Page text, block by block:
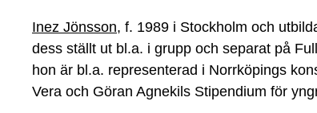
Inez Jönsson, f. 1989 i Stockholm och
dess ställt ut bl.a. i grupp och separat på
hon är bl.a. representerad i Norrköpings
Vera och Göran Agnekils Stipendium för